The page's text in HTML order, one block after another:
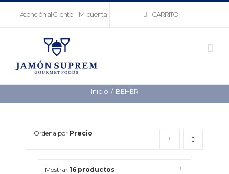
Atención al Cliente Mi cuenta CARRITO
Inicio BEHER
Ordena por Precio
Mostrar 16 productos